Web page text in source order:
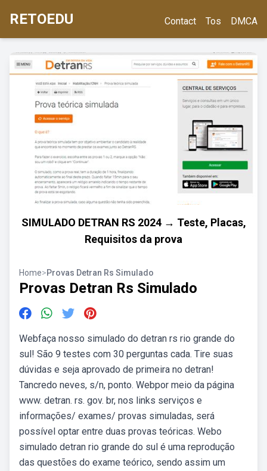
RETOEDU Contact Tos DMCA
SIMULADO DETRAN RS 2024 → Teste, Placas,
Requisitos da prova
Home>Provas Detran Rs Simulado
Provas Detran Rs Simulado
Webfaça nosso simulado do detran rs rio grande do
sul! São 9 testes com 30 perguntas cada. Tire suas
dúvidas e seja aprovado de primeira no detran!
Tancredo neves, s/n, ponto. Webpor meio da página
www. detran. rs. gov. br, nos links serviços e
informações/ exames/ provas simuladas, será
possível optar entre duas provas teóricas. Webo
simulado detran rio grande do sul é uma reprodução
das questões do exame teórico, sendo assim um